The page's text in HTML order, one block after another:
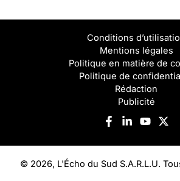
Conditions
Mentions légales
Politique en matière de
Politique de
Rédaction
Publicité
© 2026, L'Écho du Sud S.A.R.L.U.